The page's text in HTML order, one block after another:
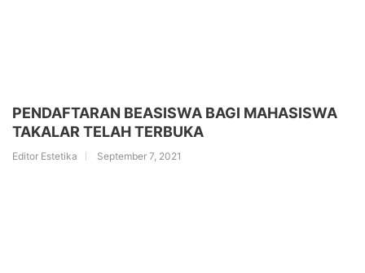
PENDAFTARAN BEASISWA BAGI MAHASISWA
TAKALAR TELAH TERBUKA
Editor Estetika September 7, 2021